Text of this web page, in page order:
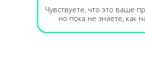
Чувствуете, что это ваше
но пока не знаете, как